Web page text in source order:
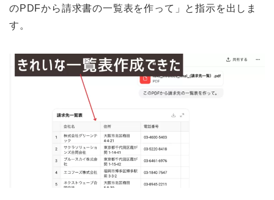
のPDFから請求書の一覧表を作って」と指示を出しま
す。